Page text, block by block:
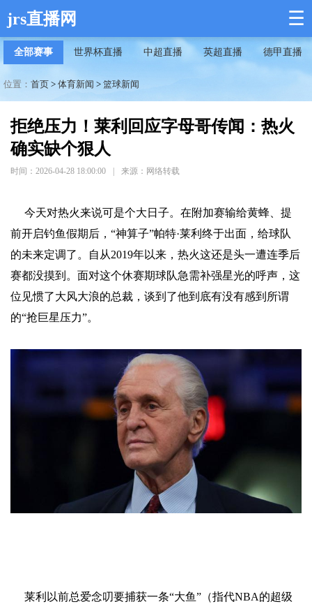
jrs直播网 ☰
全部赛事 世界杯直播 中超直播 英超直播 德甲直播
位置： 首页 > 体育新闻 > 篮球新闻
拒绝压力！莱利回应字母哥传闻：热火
确实缺个狠人
时间：2026-04-28 18:00:00 来源：网络转载
今天对热火来说可是个大日子。在附加赛输给黄蜂、提
前开启钓鱼假期后，“神算子”帕特·莱利终于出面，给球队
的未来定调了。自从2019年以来，热火这还是头一遭连季后
赛都没摸到。面对这个休赛期球队急需补强星光的呼声，这
位见惯了大风大浪的总裁，谈到了他到底有没有感到所谓
的“抢巨星压力”。
莱利以前总爱念叨要捕获一条“大鱼”（指代NBA的超级